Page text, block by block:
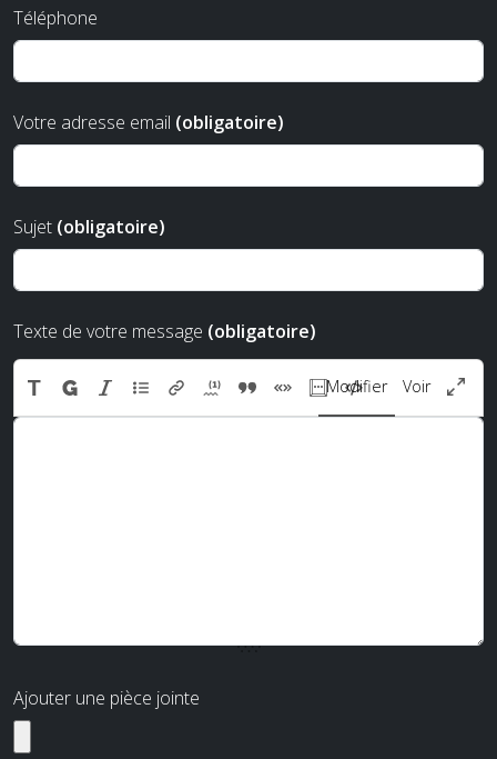
Téléphone
Votre adresse email (obligatoire)
Sujet (obligatoire)
Texte de votre message (obligatoire)
Voir
Modifier
Ajouter une pièce jointe